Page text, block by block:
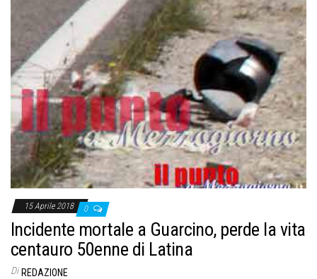
15 Aprile 2018 0
Incidente mortale a Guarcino, perde la vita
centauro 50enne di Latina
Di REDAZIONE